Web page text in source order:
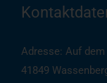
Adresse: Auf
41849